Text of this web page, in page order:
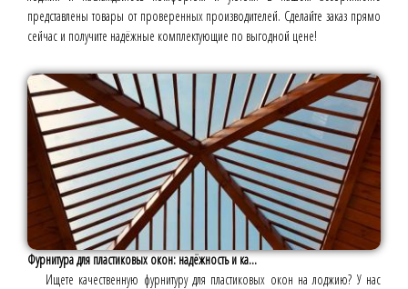
представлены товары от проверенных производителей. Сделайте заказ прямо
сейчас и получите надёжные комплектующие по выгодной цене!
Фурнитура для пластиковых окон: надёжность и ка...
Ищете качественную фурнитуру для пластиковых окон на лоджию? У нас